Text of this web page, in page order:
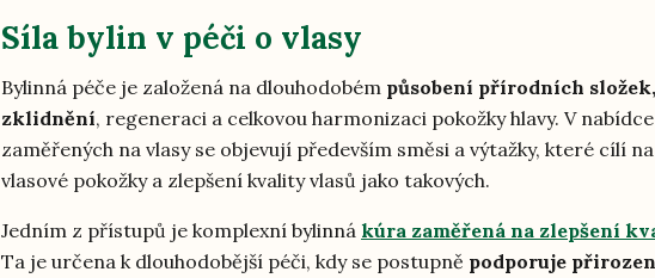
Síla bylin v péči o vlasy
Bylinná péče je založená na dlouhodobém působení přírodních
zklidnění, regeneraci a celkovou harmonizaci pokožky hlavy. V
zaměřených na vlasy se objevují především směsi a výtažky, které cílí
vlasové pokožky a zlepšení kvality vlasů jako takových.
Jedním z přístupů je komplexní bylinná kúra zaměřená na zlepšení
Ta je určena k dlouhodobější péči, kdy se postupně podporuje